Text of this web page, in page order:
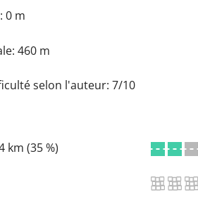
0 m
460 m
selon l'auteur: 7/10
km (35 %)